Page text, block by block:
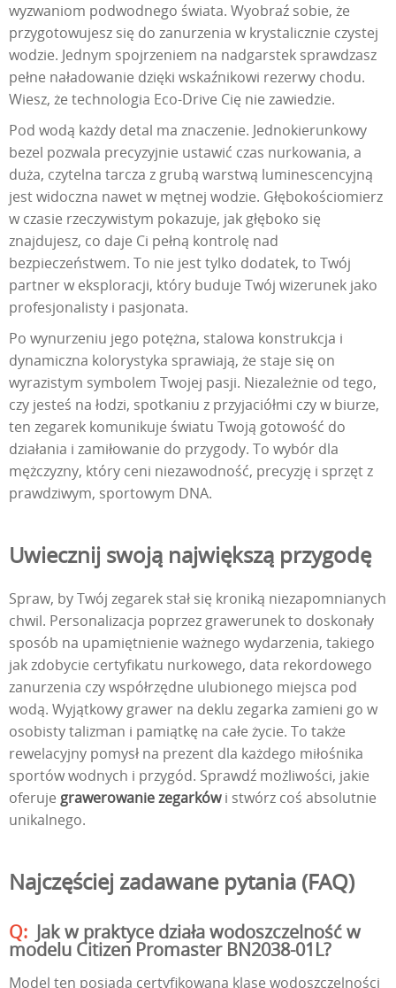
wyzwaniom podwodnego świata. Wyobraź sobie, że
przygotowujesz się do zanurzenia w krystalicznie czystej
wodzie. Jednym spojrzeniem na nadgarstek sprawdzasz
pełne naładowanie dzięki wskaźnikowi rezerwy chodu.
Wiesz, że technologia Eco-Drive Cię nie zawiedzie.
Pod wodą każdy detal ma znaczenie. Jednokierunkowy
bezel pozwala precyzyjnie ustawić czas nurkowania, a
duża, czytelna tarcza z grubą warstwą luminescencyjną
jest widoczna nawet w mętnej wodzie. Głębokościomierz
w czasie rzeczywistym pokazuje, jak głęboko się
znajdujesz, co daje Ci pełną kontrolę nad
bezpieczeństwem. To nie jest tylko dodatek, to Twój
partner w eksploracji, który buduje Twój wizerunek jako
profesjonalisty i pasjonata.
Po wynurzeniu jego potężna, stalowa konstrukcja i
dynamiczna kolorystyka sprawiają, że staje się on
wyrazistym symbolem Twojej pasji. Niezależnie od tego,
czy jesteś na łodzi, spotkaniu z przyjaciółmi czy w biurze,
ten zegarek komunikuje światu Twoją gotowość do
działania i zamiłowanie do przygody. To wybór dla
mężczyzny, który ceni niezawodność, precyzję i sprzęt z
prawdziwym, sportowym DNA.
Uwiecznij swoją największą przygodę
Spraw, by Twój zegarek stał się kroniką niezapomnianych
chwil. Personalizacja poprzez grawerunek to doskonały
sposób na upamiętnienie ważnego wydarzenia, takiego
jak zdobycie certyfikatu nurkowego, data rekordowego
zanurzenia czy współrzędne ulubionego miejsca pod
wodą. Wyjątkowy grawer na deklu zegarka zamieni go w
osobisty talizman i pamiątkę na całe życie. To także
rewelacyjny pomysł na prezent dla każdego miłośnika
sportów wodnych i przygód. Sprawdź możliwości, jakie
oferuje grawerowanie zegarkówi stwórz coś absolutnie
unikalnego.
Najczęściej zadawane pytania (FAQ)
Jak w praktyce działa wodoszczelność w
modelu Citizen Promaster BN2038-01L?
Model ten posiada certyfikowaną klasę wodoszczelności